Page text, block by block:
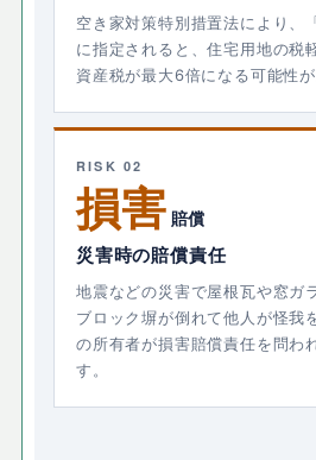
空き家対策特別措置法により、
に指定されると、住宅用地の税
資産税が最大6倍になる可能性が
RISK 02
損害 賠償
災害時の賠償責任
地震などの災害で屋根瓦や窓ガ
ブロック塀が倒れて他人が怪我
の所有者が損害賠償責任を問わ
す。